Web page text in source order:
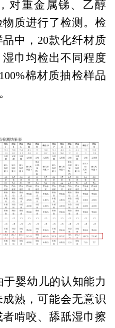
对重金属锑、乙醇
物质进行了检测。检
中，20款化纤材质
湿巾均检出不同程度
棉材质抽检样品
婴幼儿的认知能力
熟，可能会无意识
啃咬、舔舐湿巾擦